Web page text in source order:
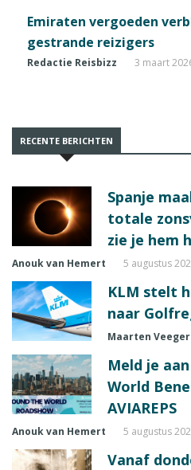
Emiraten vergoeden
gestrande reizigers
Redactie Reisbizz 3 maart
RECENTE BERICHTEN
Spanje
totale
zie je hem
Anouk van Hemert 5 augustus
KLM stelt
naar
Maarten Veeger
Meld je
World
AVIAREPS
Anouk van Hemert 5 augustus
Vanaf